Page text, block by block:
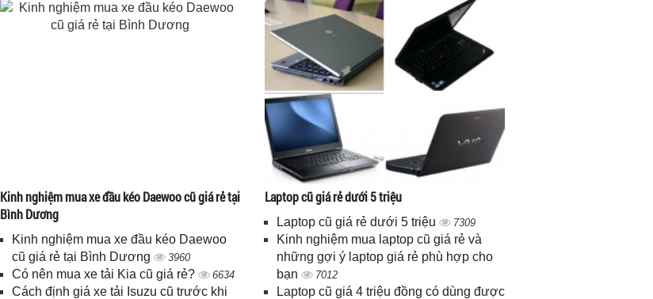
Kinh nghiệm mua xe đầu kéo Daewoo cũ giá rẻ tại
Bình Dương
Kinh nghiệm mua xe đầu kéo Daewoo
cũ giá rẻ tại Bình Dương
3960
Có nên mua xe tải Kia cũ giá rẻ? 6634
Cách định giá xe tải Isuzu cũ trước khi
Laptop cũ giá rẻ dưới 5 triệu
Laptop cũ giá rẻ dưới 5 triệu 7309
Kinh nghiệm mua laptop cũ giá rẻ và
những gợi ý laptop giá rẻ phù hợp cho
bạn
7012
Laptop cũ giá 4 triệu đồng có dùng được